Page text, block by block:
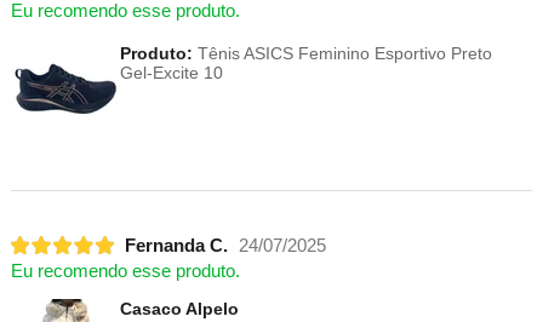
Eu recomendo esse produto.
Produto: Tênis ASICS Feminino Esportivo Preto
Gel-Excite 10
Fernanda C.
24/07/2025
Eu recomendo esse produto.
Casaco Alpelo